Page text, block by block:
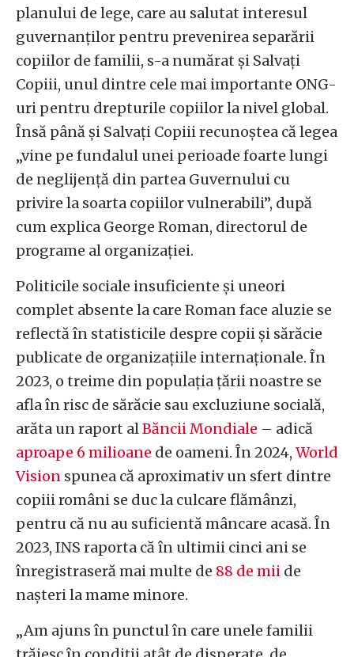
planului de lege, care au salutat interesul
guvernanților pentru prevenirea separării
copiilor de familii, s-a numărat și Salvați
Copiii, unul dintre cele mai importante ONG-
uri pentru drepturile copiilor la nivel global.
Însă până și Salvați Copiii recunoștea că legea
„vine pe fundalul unei perioade foarte lungi
de neglijență din partea Guvernului cu
privire la soarta copiilor vulnerabili”, după
cum explica George Roman, directorul de
programe al organizației.
Politicile sociale insuficiente și uneori
complet absente la care Roman face aluzie se
reflectă în statisticile despre copii și sărăcie
publicate de organizațiile internaționale. În
2023, o treime din populația țării noastre se
afla în risc de sărăcie sau excluziune socială,
arăta un raport alBăncii Mondiale – adică
aproape 6 milioane de oameni. În 2024, World
Vision spunea că aproximativ un sfert dintre
copiii români se duc la culcare flămânzi,
pentru că nu au suficientă mâncare acasă. În
2023, INS raporta că în ultimii cinci ani se
înregistraseră mai multe de 88 de mii de
nașteri la mame minore.
„Am ajuns în punctul în care unele familii